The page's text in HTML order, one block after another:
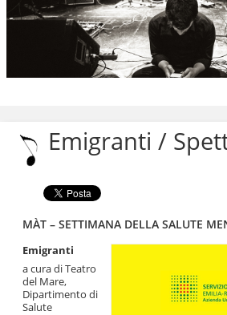
Salta
navigazione
Emigranti /
MÀT – SETTIMANA DELLA SALUTE
Emigranti
a cura di Teatro
del Mare,
Dipartimento di
Salute